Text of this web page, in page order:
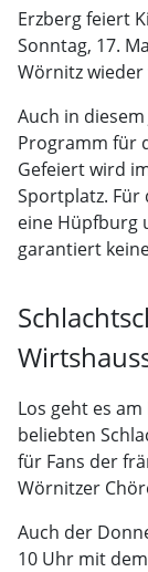
Erzberg feiert
Sonntag, 17.
Wörnitz
Auch in
Programm für
Gefeiert wird
Sportplatz. Für
eine Hüpfburg
garantiert
Los geht es
beliebten
für Fans der
Wörnitzer
Auch der
10 Uhr mit